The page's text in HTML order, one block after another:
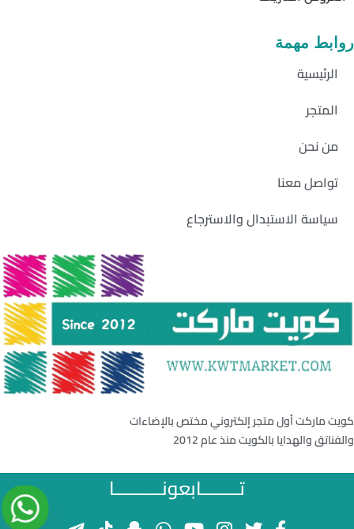
روابط مهمة
الرئيسية
المتجر
من نحن
تواصل معنا
سياسة الاستبدال والاسترجاع
كويت ماركت أول متجر إلكتروني مختص بالإضاءات
والفناتق والهدايا بالكويت منذ عام 2012
تــــــــابعونــــــــــا